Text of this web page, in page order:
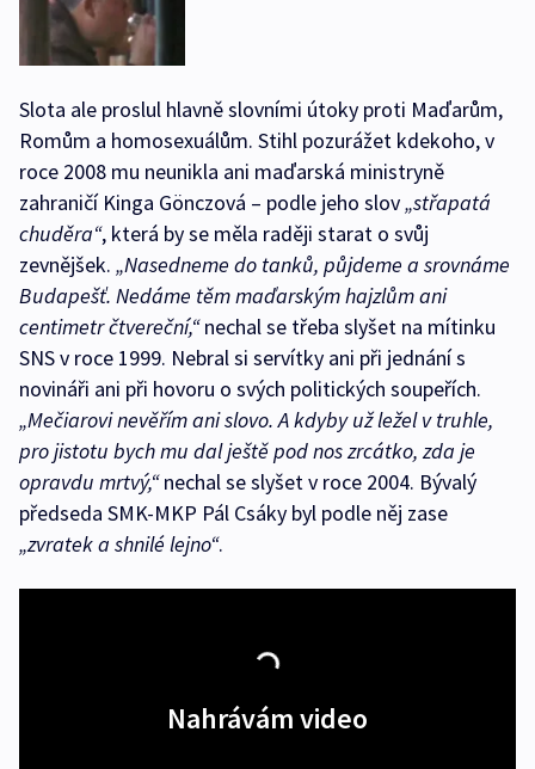
Slota ale proslul hlavně slovními útoky proti Maďarům,
Romům a homosexuálům. Stihl pozurážet kdekoho, v
roce 2008 mu neunikla ani maďarská ministryně
zahraničí Kinga Gönczová – podle jeho slov„střapatá
chuděra“, která by se měla raději starat o svůj
zevnějšek. „Nasedneme do tanků, půjdeme a srovnáme
Budapešť. Nedáme těm maďarským hajzlům ani
centimetr čtvereční,“nechal se třeba slyšet na mítinku
SNS v roce 1999. Nebral si servítky ani při jednání s
novináři ani při hovoru o svých politických soupeřích.
„Mečiarovi nevěřím ani slovo. A kdyby už ležel v truhle,
pro jistotu bych mu dal ještě pod nos zrcátko, zda je
opravdu mrtvý,“nechal se slyšet v roce 2004. Bývalý
předseda SMK-MKP Pál Csáky byl podle něj zase
„zvratek a shnilé lejno“.
Nahrávám video